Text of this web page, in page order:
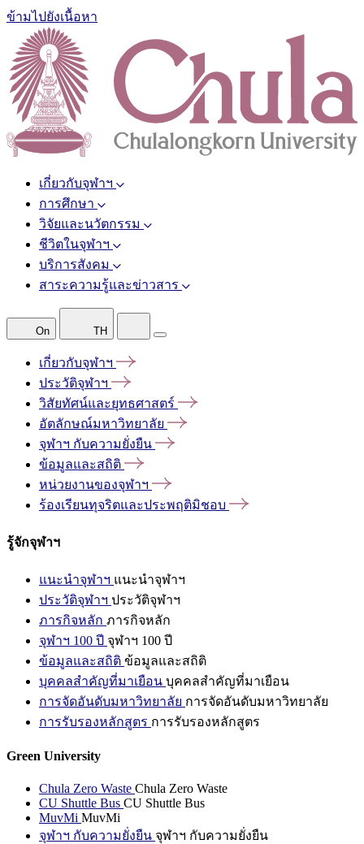
ข้ามไปยังเนื้อหา
เกี่ยวกับจุฬาฯ
การศึกษา
วิจัยและนวัตกรรม
ชีวิตในจุฬาฯ
บริการสังคม
สาระความรู้และข่าวสาร
On TH
เกี่ยวกับจุฬาฯ
ประวัติจุฬาฯ
วิสัยทัศน์และยุทธศาสตร์
อัตลักษณ์มหาวิทยาลัย
จุฬาฯ กับความยั่งยืน
ข้อมูลและสถิติ
หน่วยงานของจุฬาฯ
ร้องเรียนทุจริตและประพฤติมิชอบ
รู้จักจุฬาฯ
แนะนำจุฬาฯ แนะนำจุฬาฯ
ประวัติจุฬาฯ ประวัติจุฬาฯ
ภารกิจหลัก ภารกิจหลัก
จุฬาฯ 100 ปี จุฬาฯ 100 ปี
ข้อมูลและสถิติ ข้อมูลและสถิติ
บุคคลสำคัญที่มาเยือน บุคคลสำคัญที่มาเยือน
การจัดอันดับมหาวิทยาลัย การจัดอันดับมหาวิทยาลัย
การรับรองหลักสูตร การรับรองหลักสูตร
Green University
Chula Zero Waste Chula Zero Waste
CU Shuttle Bus CU Shuttle Bus
MuvMi MuvMi
จุฬาฯ กับความยั่งยืน จุฬาฯ กับความยั่งยืน